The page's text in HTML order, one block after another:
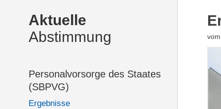
Aktuelle
Abstimmung
Personalvorsorge des Staates
(SBPVG)
Ergebnisse